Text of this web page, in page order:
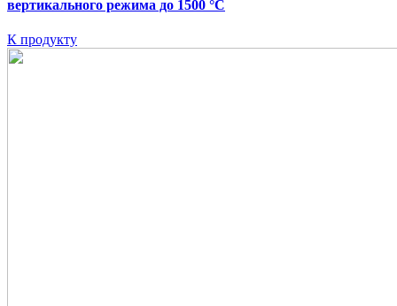
вертикального режима до 1500 °C
К продукту